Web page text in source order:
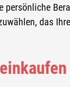
das